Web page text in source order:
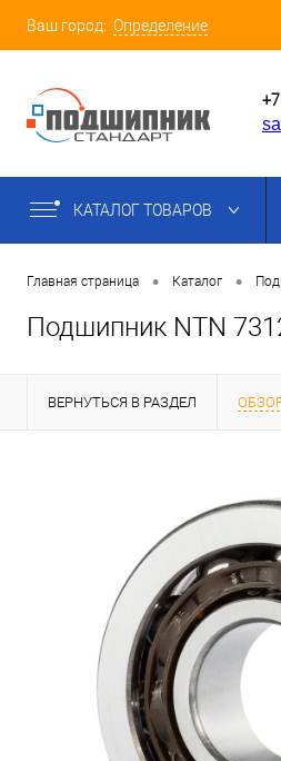
Ваш город: Определение
КАТАЛОГ ТОВАРОВ
Главная страница • Каталог •
Подшипник NTN
ВЕРНУТЬСЯ В РАЗДЕЛ